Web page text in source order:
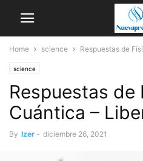
Home science Respuestas de
science
Respuestas de
Cuántica –
By Izer - diciembre 26, 2021